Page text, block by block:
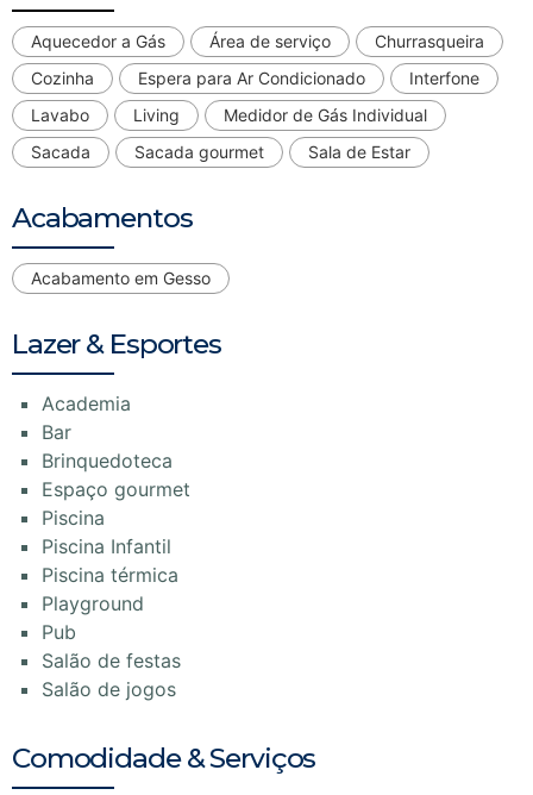
Aquecedor a Gás Área de serviço
Churrasqueira
Cozinha
Espera para Ar Condicionado
Interfone
Lavabo
Living
Medidor de Gás Individual
Sacada
Sacada gourmet Sala de Estar
Acabamentos
Acabamento em Gesso
Lazer & Esportes
Academia
Bar
Brinquedoteca
Espaço gourmet
Piscina
Piscina Infantil
Piscina térmica
Playground
Pub
Salão de festas
Salão de jogos
Comodidade & Serviços